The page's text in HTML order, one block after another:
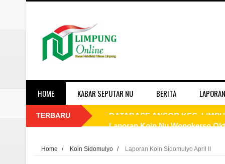
HOME KABAR SEPUTAR NU BERITA
TERBARU Laporan Koin Nu Wonokerso
Home / Koin Sidomulyo / Laporan Koin Sidomulyo April II